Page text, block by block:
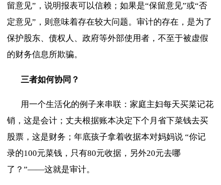
留意见”，说明报表可以信赖；如果是“保留意见”或“否
定意见”，则意味着存在较大问题。审计的存在，是为了
保护股东、债权人、政府等外部使用者，不至于被虚假
的财务信息所欺骗。
三者如何协同？
用一个生活化的例子来串联：家庭主妇每天买菜记花
销，这是会计；丈夫根据账本决定下个月省下菜钱去买
股票，这是财务；年底孩子拿着收据本对妈妈说 “你记
录的100元菜钱，只有80元收据，另外20元去哪
了？”——这就是审计。